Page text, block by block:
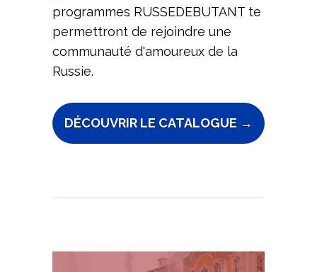
programmes RUSSEDEBUTANT te
permettront de rejoindre une
communauté d'amoureux de la
Russie.
DÉCOUVRIR LE CATALOGUE →